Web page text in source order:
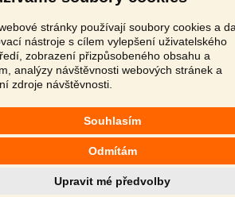
stránky používají soubory cookies a
nástroje s cílem vylepšení uživatelského
zobrazení přizpůsobeného obsahu a
analýzy návštěvnosti webových stránek a
zdroje návštěvnosti.
Souhlasím
Odmítám
Upravit mé předvolby
výrazy
, Polsko , Rakousko